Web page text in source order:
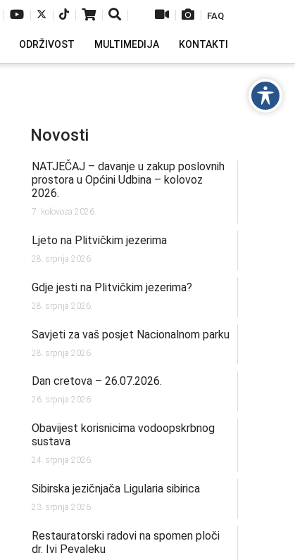
| | | | | | | | FAQ
ODRŽIVOST MULTIMEDIJA KONTAKTI
Novosti
NATJEČAJ – davanje u zakup poslovnih
prostora u Općini Udbina – kolovoz
2026.
7. kolovoza 2026.
Ljeto na Plitvičkim jezerima
28. srpnja 2026.
Gdje jesti na Plitvičkim jezerima?
28. srpnja 2026.
Savjeti za vaš posjet Nacionalnom parku
28. srpnja 2026.
Dan cretova – 26.07.2026.
26. srpnja 2026.
Obavijest korisnicima vodoopskrbnog
sustava
24. srpnja 2026.
Sibirska jezičnjača Ligularia sibirica
23. srpnja 2026.
Restauratorski radovi na spomen ploči
dr. Ivi Pevaleku